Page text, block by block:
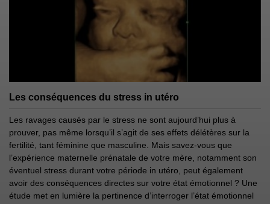
Les conséquences du stress in utéro
Les ravages causés par le stress ne sont aujourd’hui plus à
prouver, pas même lorsqu’il s’agit de ses effets délétères sur la
fertilité, tant féminine que masculine. Mais savez-vous que
l’expérience maternelle prénatale de votre mère, notamment son
éventuel stress durant votre période in utéro, peut également
avoir des conséquences directes sur votre état émotionnel ? Une
étude met en lumière la pertinence d’interroger l’état émotionnel